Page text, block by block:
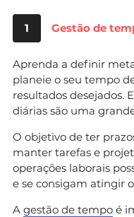
1 Gestão de
Aprenda a definir
planeie o seu tempo
resultados desejados.
diárias são uma
O objetivo de ter
manter tarefas e
operações laborais
e se consigam atingir
A gestão de tempo é